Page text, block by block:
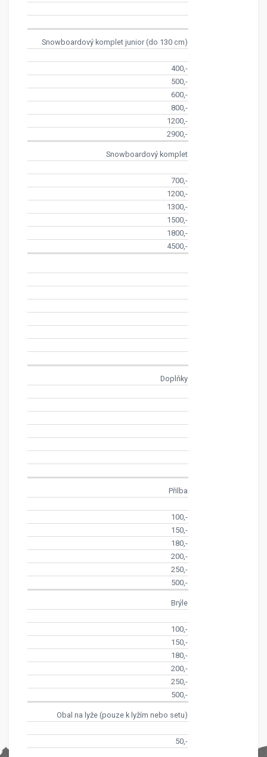
Snowboardový komplet junior (do 130 cm)
400,-
500,-
600,-
800,-
1200,-
2900,-
Snowboardový komplet
700,-
1200,-
1300,-
1500,-
1800,-
4500,-
Doplňky
Přilba
100,-
150,-
180,-
200,-
250,-
500,-
Brýle
100,-
150,-
180,-
200,-
250,-
500,-
Obal na lyže (pouze k lyžím nebo setu)
50,-